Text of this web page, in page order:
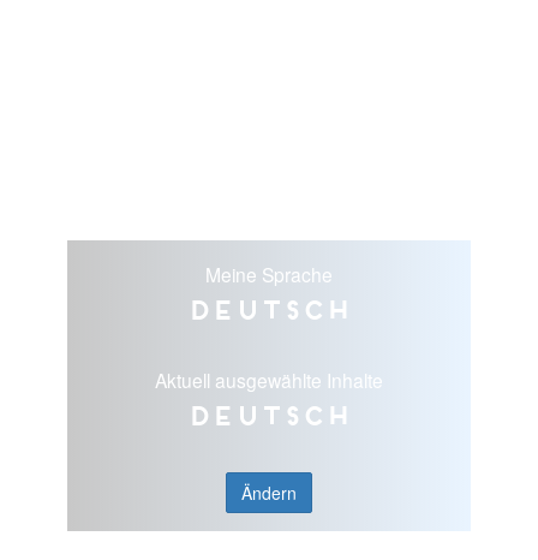
Meine Sprache
Deutsch
Aktuell ausgewählte Inhalte
Deutsch
Ändern